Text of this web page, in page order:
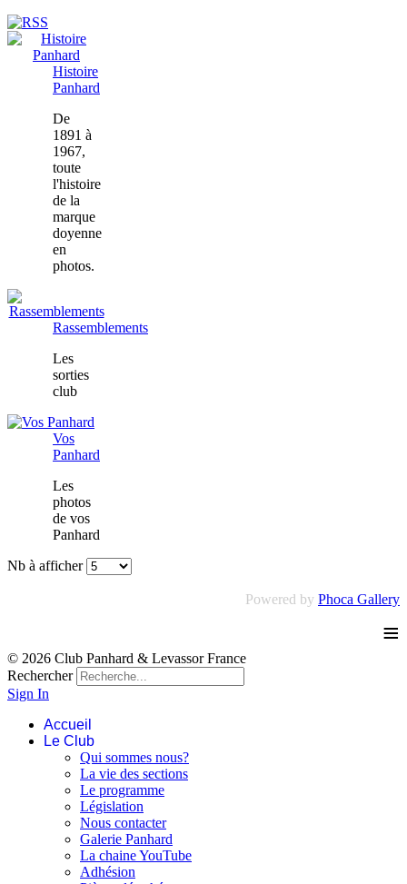
Histoire
Panhard
De
1891 à
1967,
toute
l'histoire
de la
marque
doyenne
en
photos.
Rassemblements
Les
sorties
club
Vos
Panhard
Les
photos
de vos
Panhard
Nb à afficher
Powered by Phoca Gallery
≡
© 2026 Club Panhard & Levassor France
Rechercher
Sign In
Accueil
Le Club
Qui sommes nous?
La vie des sections
Le programme
Législation
Nous contacter
Galerie Panhard
La chaine YouTube
Adhésion